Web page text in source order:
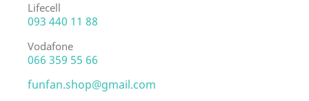
Lifecell
093 440 11 88
Vodafone
066 359 55 66
funfan.shop@gmail.com